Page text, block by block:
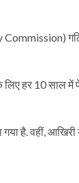
हर 10 साल में
है. वहीं, आखिरी